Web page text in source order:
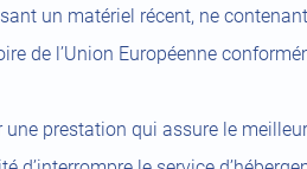
un matériel récent, ne
de l’Union Européenne
une prestation qui assure le